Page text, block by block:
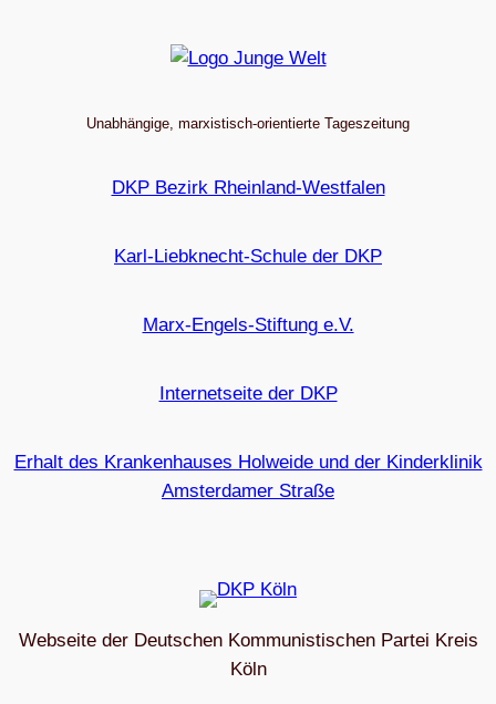
Unabhängige, marxistisch-orientierte Tageszeitung
DKP Bezirk Rheinland-Westfalen
Karl-Liebknecht-Schule der DKP
Marx-Engels-Stiftung e.V.
Internetseite der DKP
Erhalt des Krankenhauses Holweide und der Kinderklinik
Amsterdamer Straße
Webseite der Deutschen Kommunistischen Partei Kreis
Köln